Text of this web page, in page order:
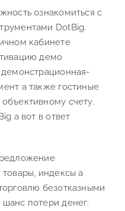
ознакомиться с
DotBig.
кабинете
демо
а также гостиные
счету.
а вот в ответ
индексы а
безотказными
потери денег.